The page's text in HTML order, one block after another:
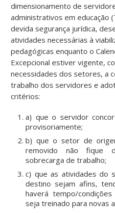
dimensionamento de
administrativos em educação
devida segurança jurídica,
atividades necessárias à
pedagógicas enquanto o
Excepcional estiver vigente,
necessidades dos setores, a
trabalho dos servidores e
critérios:
a) que o servidor
provisoriamente;
b) que o setor de
removido não fique
sobrecarga de trabalho;
c) que as atividades do
destino sejam afins,
haverá tempo/
seja treinado para novas